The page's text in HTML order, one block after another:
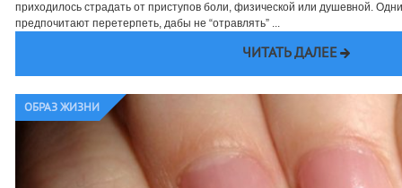
приходилось страдать от приступов боли, физической или душевной. Одни
предпочитают перетерпеть, дабы не “отравлять” ...
ЧИТАТЬ ДАЛЕЕ
ОБРАЗ ЖИЗНИ